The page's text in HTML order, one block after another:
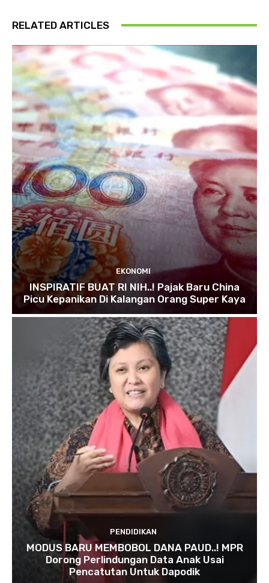
RELATED ARTICLES
EKONOMI
INSPIRATIF BUAT RI NIH..! Pajak Baru China
Picu Kepanikan Di Kalangan Orang Super Kaya
PENDIDIKAN
MODUS BARU MEMBOBOL DANA PAUD..! MPR
Dorong Perlindungan Data Anak Usai
Pencatutan Untuk Dapodik